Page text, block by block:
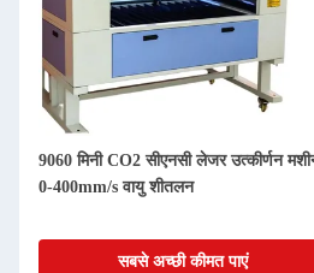
9060 मिनी CO2 सीएनसी लेजर उत्कीर्णन
0-400mm/s वायु शीतलन
सबसे अच्छी कीमत पाएं